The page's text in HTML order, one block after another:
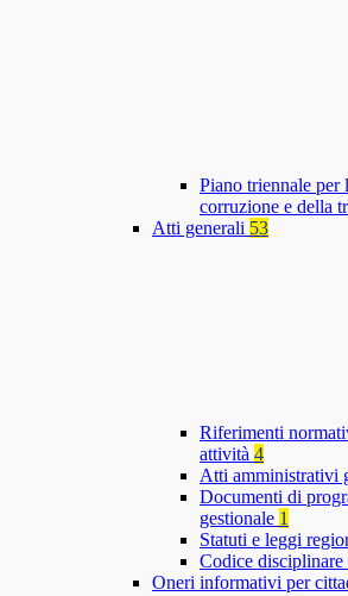
Piano triennale per
corruzione e della
Atti generali 53
Riferimenti
attività 4
Atti amministrativi
Documenti di
gestionale 1
Statuti e leggi
Codice disciplinare
Oneri informativi per